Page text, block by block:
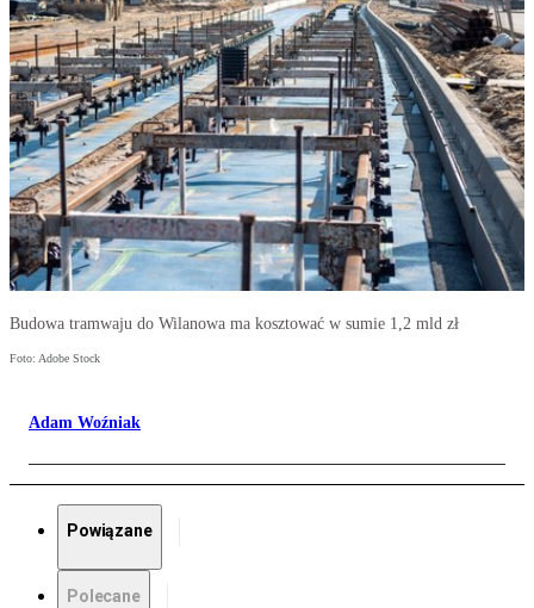
Budowa tramwaju do Wilanowa ma kosztować w sumie 1,2 mld zł
Foto: Adobe Stock
Adam Woźniak
Powiązane
Polecane